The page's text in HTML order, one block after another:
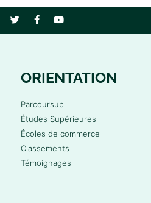
ORIENTATION
Parcoursup
Études Supérieures
Écoles de commerce
Classements
Témoignages